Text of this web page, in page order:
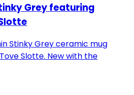
Grey featuring
Stinky Grey ceramic mug
Slotte. New with the